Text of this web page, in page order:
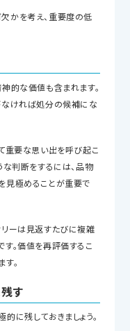
かを考え、重要度の低
的な価値も含まれます。
なければ処分の候補にな
重要な思い出を呼び起こ
な判断をするには、品物
見極めることが重要で
リーは見返すたびに複雑
。価値を再評価するこ
。
す
に残しておきましょう。